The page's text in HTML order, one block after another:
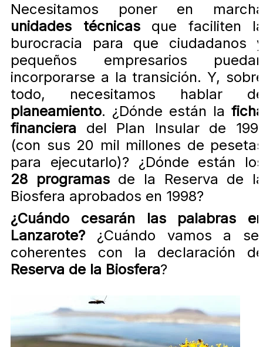
Necesitamos poner en
unidades técnicasque faciliten
burocracia para que ciudadanos
pequeños empresarios
incorporarse a la transición. Y,
todo, necesitamos hablar
planeamiento. ¿Dónde están la
financiera del Plan Insular de
(con sus 20 mil millones de
para ejecutarlo)? ¿Dónde están
28 programasde la Reserva de
Biosfera aprobados en 1998?
¿Cuándo cesarán las palabras
Lanzarote? ¿Cuándo vamos a
coherentes con la declaración
Reserva de la Biosfera?